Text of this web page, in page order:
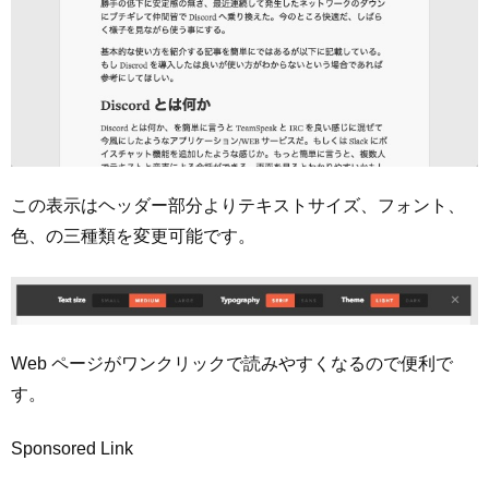
この表示はヘッダー部分よりテキストサイズ、フォント、
色、の三種類を変更可能です。
Web ページがワンクリックで読みやすくなるので便利で
す。
Sponsored Link